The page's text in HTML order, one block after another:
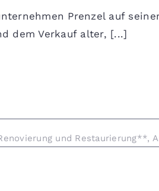
Prenzel auf
dem Verkauf alter, [...]
und Restaurierung**,